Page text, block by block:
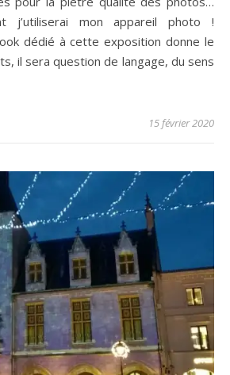
j’utiliserai mon appareil photo !
dédié à cette exposition donne le
il sera question de langage, du sens
15 février 2020